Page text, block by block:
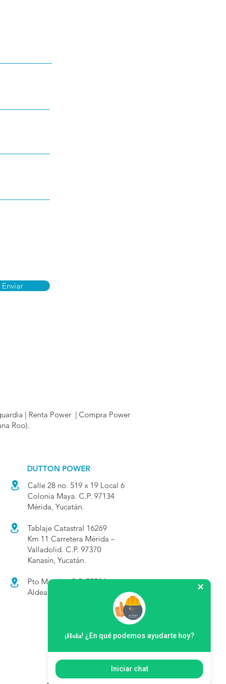
Enviar
| Renta Power | Compra Power
Roo).
DUTTON POWER
Calle 28 no. 519 x 19 Local 6
Colonia Maya. C.P. 97134
Mérida, Yucatán.
Tablaje Catastral 16269
Km 11 Carretera Mérida –
Valladolid. C.P. 97370
Kanasín, Yucatán.
Pto Morelos C.P. 77584
Aldea Kin, Quintana Roo.
¡𝐇𝐨𝐥𝐚! ¿En qué podemos ayudarte hoy?
Iniciar chat